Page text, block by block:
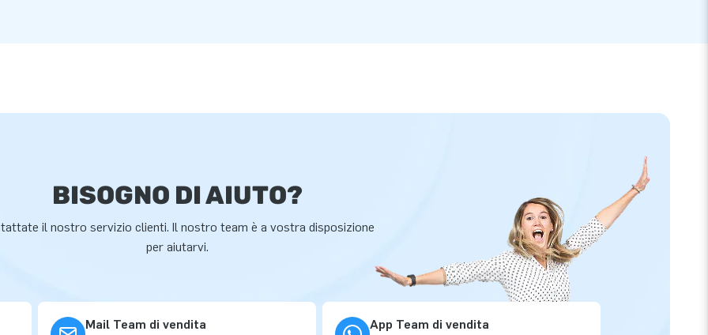
BISOGNO DI AIUTO?
il nostro servizio clienti. Il nostro team è a vostra disposizione
per aiutarvi.
Mail Team di vendita
App Team di vendita